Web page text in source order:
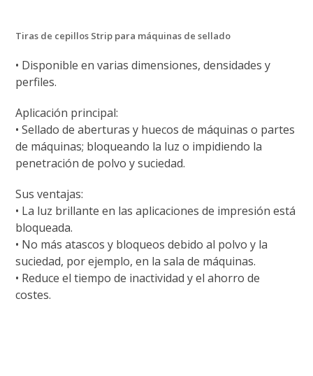
Tiras de cepillos Strip para máquinas de sellado
• Disponible en varias dimensiones, densidades y
perfiles.
Aplicación principal:
• Sellado de aberturas y huecos de máquinas o partes
de máquinas; bloqueando la luz o impidiendo la
penetración de polvo y suciedad.
Sus ventajas:
• La luz brillante en las aplicaciones de impresión está
bloqueada.
• No más atascos y bloqueos debido al polvo y la
suciedad, por ejemplo, en la sala de máquinas.
• Reduce el tiempo de inactividad y el ahorro de
costes.